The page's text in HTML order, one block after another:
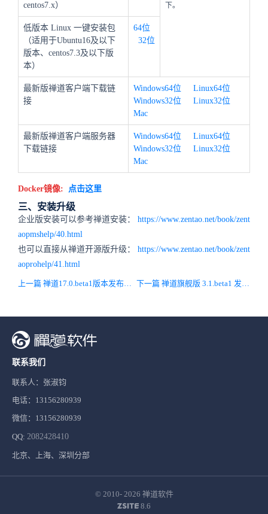
centos7.x）
下。
低版本 Linux 一键安装包
（适用于Ubuntu16及以下
版本、centos7.3及以下版
本）
64位
32位
最新版禅道客户端下载链
接
Windows64位
Linux64位
Windows32位
Linux32位
Mac
最新版禅道客户端服务器
下载链接
Windows64位
Linux64位
Windows32位
Linux32位
Mac
Docker镜像: 点击这里
三、安装升级
企业版安装可以参考禅道安装：
https://www.zentao.net/book/zent
aopmshelp/40.html
也可以直接从禅道开源版升级：
https://www.zentao.net/book/zent
aoprohelp/41.html
上一篇 禅道17.0.beta1版本发布！项目集、产品、项目等核心列表实现了搜索和分页功能 下一篇 禅道旗舰版 3.1.beta1 发布！新增自定义审批流功能，兼容开源版
联系我们
联系人：张淑钧
电话：13156280939
微信：13156280939
QQ: 2082428410
北京、上海、深圳分部
© 2010- 2026 禅道软件
8.6